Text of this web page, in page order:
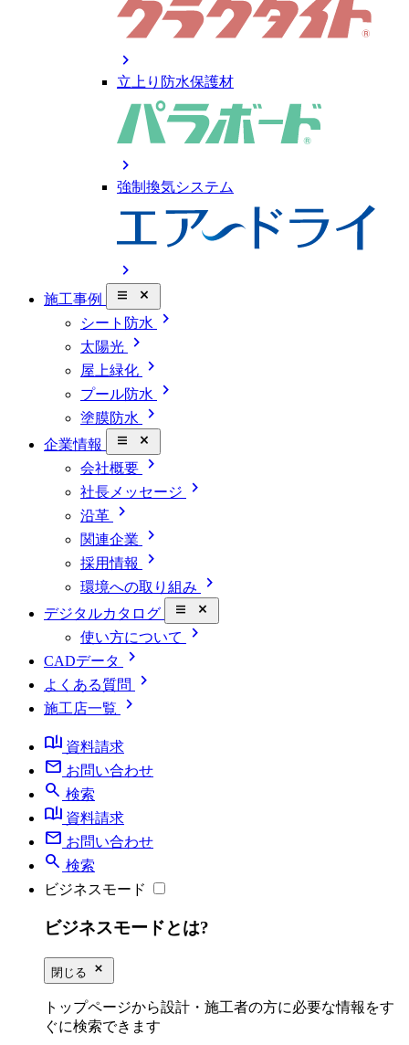
chevron_right
立上り防水保護材
chevron_right
強制換気システム
chevron_right
施工事例 close_small
シート防水 chevron_right
太陽光 chevron_right
屋上緑化 chevron_right
プール防水 chevron_right
塗膜防水 chevron_right
企業情報 close_small
会社概要 chevron_right
社長メッセージ chevron_right
沿革 chevron_right
関連企業 chevron_right
採用情報 chevron_right
環境への取り組み chevron_right
デジタルカタログ close_small
使い方について chevron_right
CADデータ chevron_right
よくある質問 chevron_right
施工店一覧
chevron_right
book_ribbon 資料請求
mail お問い合わせ
search 検索
book_ribbon 資料請求
mail お問い合わせ
search 検索
ビジネスモード
ビジネスモードとは?
閉じる close_small
トップページから設計・施工者の方に必要な情報をす
ぐに検索できます